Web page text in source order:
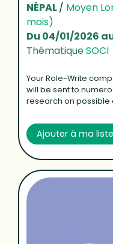
NÉPAL/ Moyen
mois)
Du 04/01/2026
ThématiqueSOCI
Your Role-Write
will be sent to
research on possible
Ajouter à ma liste